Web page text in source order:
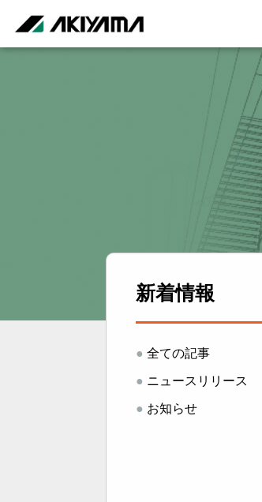
新着情報
● 全ての記事
● ニュースリリース
● お知らせ